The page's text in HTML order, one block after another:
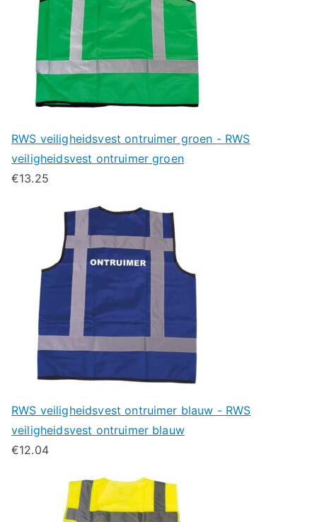
RWS veiligheidsvest ontruimer groen - RWS
veiligheidsvest ontruimer groen
€13.25
RWS veiligheidsvest ontruimer blauw - RWS
veiligheidsvest ontruimer blauw
€12.04